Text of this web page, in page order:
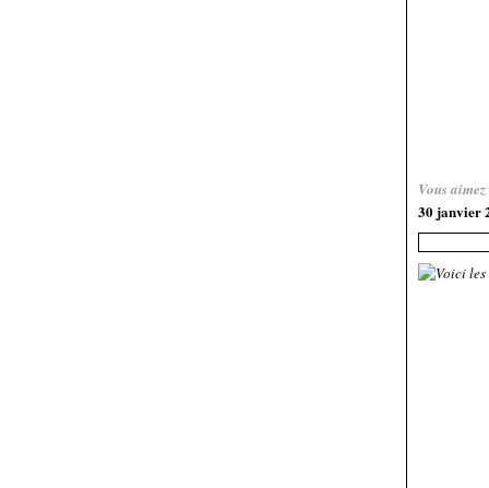
Vous aimez
30 janvier